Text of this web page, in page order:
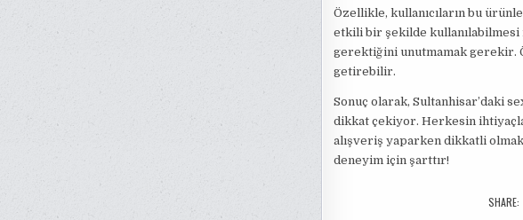
Özellikle, kullanıcıların bu
etkili bir şekilde kullanılabilmesi
gerektiğini unutmamak gerekir.
getirebilir.
Sonuç olarak, Sultanhisar’daki
dikkat çekiyor. Herkesin
alışveriş yaparken dikkatli
deneyim için şarttır!
SHARE: